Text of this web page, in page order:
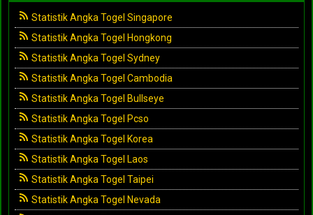
Statistik Angka Togel Singapore
Statistik Angka Togel Hongkong
Statistik Angka Togel Sydney
Statistik Angka Togel Cambodia
Statistik Angka Togel Bullseye
Statistik Angka Togel Pcso
Statistik Angka Togel Korea
Statistik Angka Togel Laos
Statistik Angka Togel Taipei
Statistik Angka Togel Nevada